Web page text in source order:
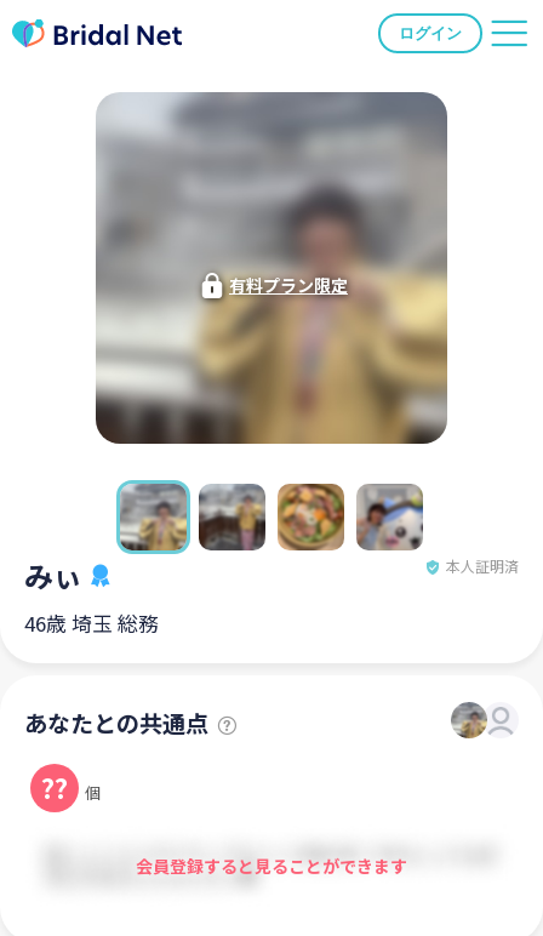
ログイン
有料プラン限定
みぃ 本人証明済
46歳 埼玉 総務
あなたとの共通点
?? 個
会員登録すると見ることができます